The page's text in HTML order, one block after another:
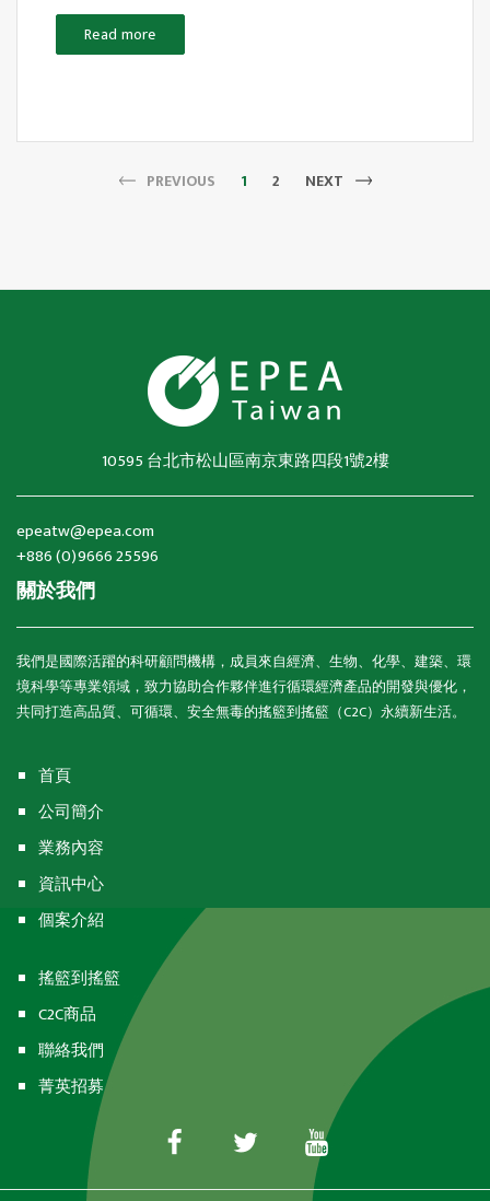
Read more
PREVIOUS 1 2 NEXT
10595 台北市松山區南京東路四段1號2樓
epeatw@epea.com
+886 (0)9666 25596
關於我們
我們是國際活躍的科研顧問機構，成員來自經濟、生物、化學、建築、環
境科學等專業領域，致力協助合作夥伴進行循環經濟產品的開發與優化，
共同打造高品質、可循環、安全無毒的搖籃到搖籃（C2C）永續新生活。
首頁
公司簡介
業務內容
資訊中心
個案介紹
搖籃到搖籃
C2C商品
聯絡我們
菁英招募